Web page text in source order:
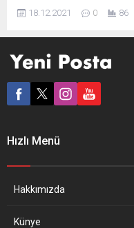
korumak amacıyla
AB Komisyonu, muhbirleri
kuralların uygulanmaya
başladığını açıkladı. Buna
Birliğin mali çıkarlarının
ve nükleer güvenlik gibi...
18.12.2021 0 86
Hızlı Menü
Hakkımızda
Künye